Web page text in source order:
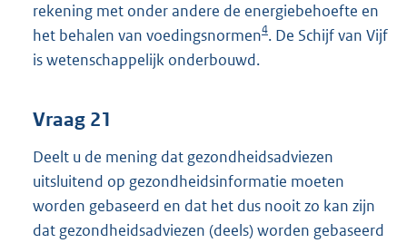
rekening met onder andere de energiebehoefte en
het behalen van voedingsnormen4. De Schijf van Vijf
is wetenschappelijk onderbouwd.
Vraag 21
Deelt u de mening dat gezondheidsadviezen
uitsluitend op gezondheidsinformatie moeten
worden gebaseerd en dat het dus nooit zo kan zijn
dat gezondheidsadviezen (deels) worden gebaseerd